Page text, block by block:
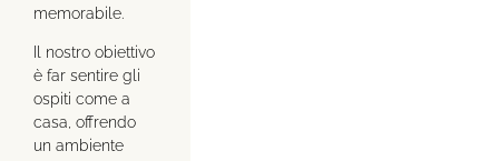
memorabile.
Il nostro obiettivo
è far sentire gli
ospiti come a
casa, offrendo
un ambiente